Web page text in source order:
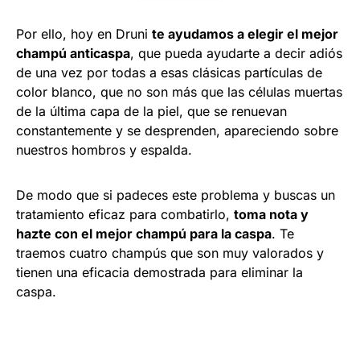
Por ello, hoy en Druni te ayudamos a elegir el mejor
champú anticaspa, que pueda ayudarte a decir adiós
de una vez por todas a esas clásicas partículas de
color blanco, que no son más que las células muertas
de la última capa de la piel, que se renuevan
constantemente y se desprenden, apareciendo sobre
nuestros hombros y espalda.
De modo que si padeces este problema y buscas un
tratamiento eficaz para combatirlo, toma nota y
hazte con el mejor champú para la caspa. Te
traemos cuatro champús que son muy valorados y
tienen una eficacia demostrada para eliminar la
caspa.